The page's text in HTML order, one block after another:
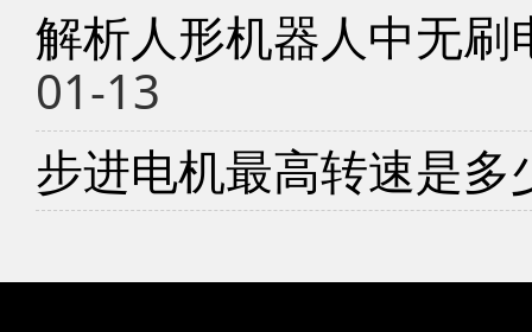
解析人形机器人中无
01-13
步进电机最高转速是多